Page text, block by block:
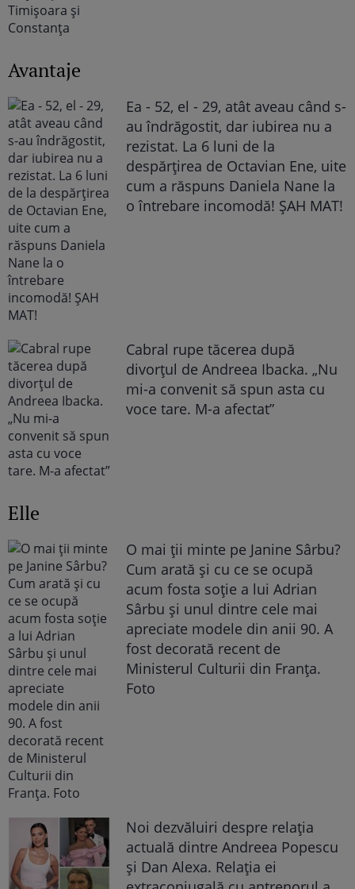
Avantaje
Ea - 52, el - 29, atât aveau când s-
au îndrăgostit, dar iubirea nu a
rezistat. La 6 luni de la
despărțirea de Octavian Ene, uite
cum a răspuns Daniela Nane la
o întrebare incomodă! ȘAH MAT!
Cabral rupe tăcerea după
divorțul de Andreea Ibacka. „Nu
mi-a convenit să spun asta cu
voce tare. M-a afectat”
Elle
O mai ții minte pe Janine Sârbu?
Cum arată și cu ce se ocupă
acum fosta soție a lui Adrian
Sârbu și unul dintre cele mai
apreciate modele din anii 90. A
fost decorată recent de
Ministerul Culturii din Franța.
Foto
Noi dezvăluiri despre relația
actuală dintre Andreea Popescu
și Dan Alexa. Relația ei